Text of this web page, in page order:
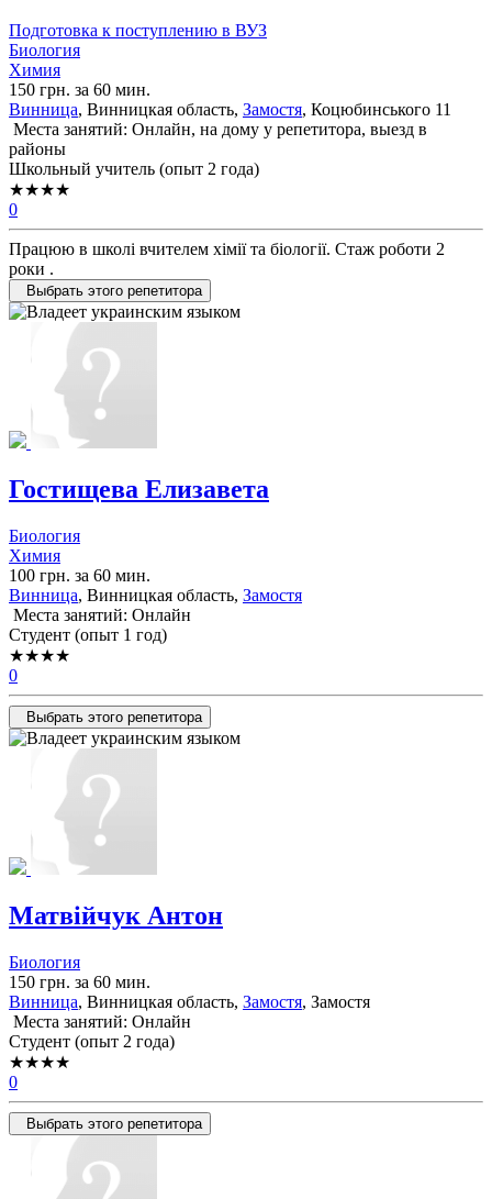
Подготовка к поступлению в ВУЗ
Биология
Химия
150 грн. за 60 мин.
Винница, Винницкая область, Замостя, Коцюбинського 11
Места занятий: Онлайн, на дому у репетитора, выезд в
районы
Школьный учитель (опыт 2 года)
★★★★
0
Працюю в школі вчителем хімії та біології. Стаж роботи 2
роки .
Выбрать этого репетитора
Гостищева Елизавета
Биология
Химия
100 грн. за 60 мин.
Винница, Винницкая область, Замостя
Места занятий: Онлайн
Cтудент (опыт 1 год)
★★★★
0
Выбрать этого репетитора
Матвійчук Антон
Биология
150 грн. за 60 мин.
Винница, Винницкая область, Замостя, Замостя
Места занятий: Онлайн
Cтудент (опыт 2 года)
★★★★
0
Выбрать этого репетитора